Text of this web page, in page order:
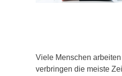
Viele Menschen
verbringen die meiste